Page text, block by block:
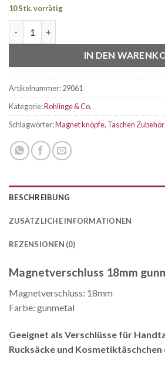
10 Stk. vorrätig
IN DEN
Artikelnummer:29061
Kategorie:Rohlinge & Co.
Schlagwörter:Magnet knöpfe, Taschen Zubehör
BESCHREIBUNG
ZUSÄTZLICHE INFORMATIONEN
REZENSIONEN (0)
Magnetverschluss 18mm
Magnetverschluss: 18mm
Farbe: gunmetal
Geeignet als Verschlüsse für
Rucksäcke und Kosmetiktäschchen